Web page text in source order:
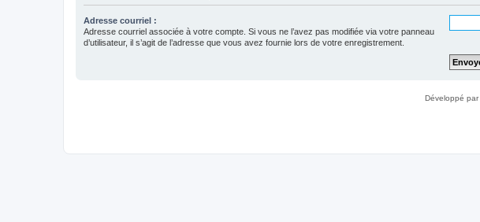
Adresse courriel :
Adresse courriel associée à votre compte. Si vous ne l’avez pas modifiée via votre panneau
d’utilisateur, il s’agit de l’adresse que vous avez fournie lors de votre enregistrement.
Développé par